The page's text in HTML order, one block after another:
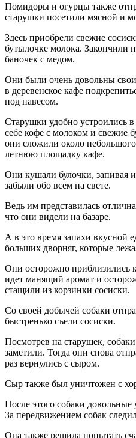
Помидоры и огурцы также
старушки посетили мясной и
Здесь приобрели свежие
бутылочке молока. Закончили
баночек с медом.
Они были очень довольны
в деревенское кафе
под навесом.
Старушки удобно устроились
себе кофе с молоком и свежие
они сложили около
летнюю площадку кафе.
Они кушали булочки, запивая
забыли обо всем на свете.
Ведь им представилась
что они видели на базаре.
А в это время запахи вкусной
больших дворняг, которые
Они осторожно приблизились
идет манящий аромат и
стащили из корзинки сосиски.
Со своей добычей собаки
быстренько съели сосиски.
Посмотрев на старушек,
заметили. Тогда они снова
раз вернулись с сыром.
Сыр также был уничтожен с
После этого собаки довольные
За передвижением собак
Она также решила попытать